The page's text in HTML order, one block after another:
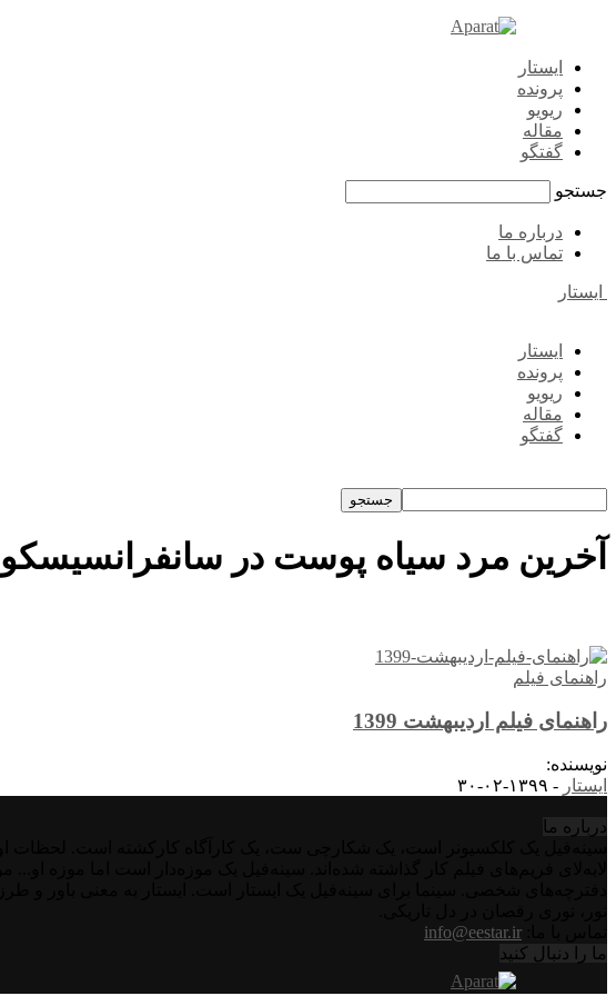
ایستار
پرونده
ریویو
مقاله
گفتگو
جستجو
درباره ما
تماس با ما
ایستار
ایستار
پرونده
ریویو
مقاله
گفتگو
آخرین مرد سیاه پوست در سانفرانسیسکو
راهنمای فیلم
راهنمای فیلم اردیبهشت 1399
نویسنده:
ایستار - ۱۳۹۹-۰۲-۳۰
درباره‌ ما
info@eestar.ir
ما را دنبال کنید